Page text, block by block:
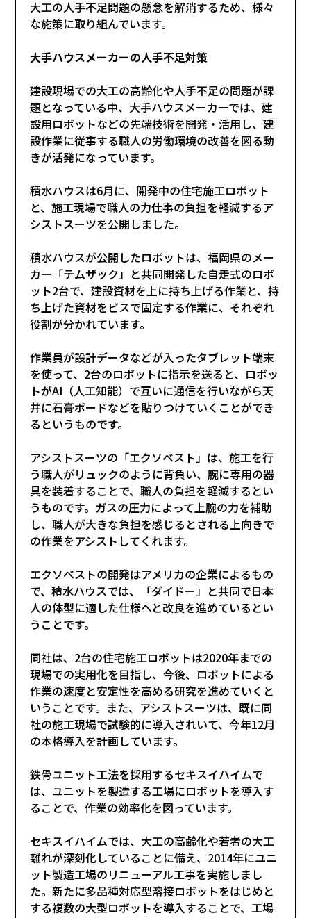
大工の人手不足問題の懸念を解消するため、様々
な施策に取り組んでいます。
大手ハウスメーカーの人手不足対策
建設現場での大工の高齢化や人手不足の問題が課
題となっている中、大手ハウスメーカーでは、建
設用ロボットなどの先端技術を開発・活用し、建
設作業に従事する職人の労働環境の改善を図る動
きが活発になっています。
積水ハウスは6月に、開発中の住宅施工ロボット
と、施工現場で職人の力仕事の負担を軽減するア
シストスーツを公開しました。
積水ハウスが公開したロボットは、福岡県のメー
カー「テムザック」と共同開発した自走式のロボ
ット2台で、建設資材を上に持ち上げる作業と、持
ち上げた資材をビスで固定する作業に、それぞれ
役割が分かれています。
作業員が設計データなどが入ったタブレット端末
を使って、2台のロボットに指示を送ると、ロボッ
トがAI（人工知能）で互いに通信を行いながら天
井に石膏ボードなどを貼りつけていくことができ
るというものです。
アシストスーツの「エクソベスト」は、施工を行
う職人がリュックのように背負い、腕に専用の器
具を装着することで、職人の負担を軽減するとい
うものです。ガスの圧力によって上腕の力を補助
し、職人が大きな負担を感じるとされる上向きで
の作業をアシストしてくれます。
エクソベストの開発はアメリカの企業によるもの
で、積水ハウスでは、「ダイドー」と共同で日本
人の体型に適した仕様へと改良を進めているとい
うことです。
同社は、2台の住宅施工ロボットは2020年までの
現場での実用化を目指し、今後、ロボットによる
作業の速度と安定性を高める研究を進めていくと
いうことです。また、アシストスーツは、既に同
社の施工現場で試験的に導入されいて、今年12月
の本格導入を計画しています。
鉄骨ユニット工法を採用するセキスイハイムで
は、ユニットを製造する工場にロボットを導入す
ることで、作業の効率化を図っています。
セキスイハイムでは、大工の高齢化や若者の大工
離れが深刻化していることに備え、2014年にユニ
ット製造工場のリニューアル工事を実施しまし
た。新たに多品種対応型溶接ロボットをはじめと
する複数の大型ロボットを導入することで、工場